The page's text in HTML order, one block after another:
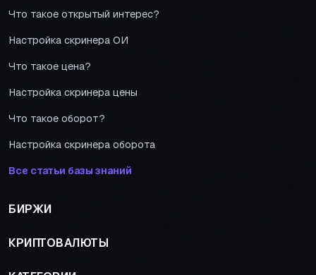
Что такое открытый интерес?
Настройка скринера ОИ
Что такое цена?
Настройка скринера цены
Что такое оборот?
Настройка скринера оборота
Все статьи базы знаний
БИРЖИ
КРИПТОВАЛЮТЫ